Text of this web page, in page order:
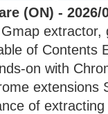
(ON) - 2026/
extractor,
of Contents
on with
extensions
of